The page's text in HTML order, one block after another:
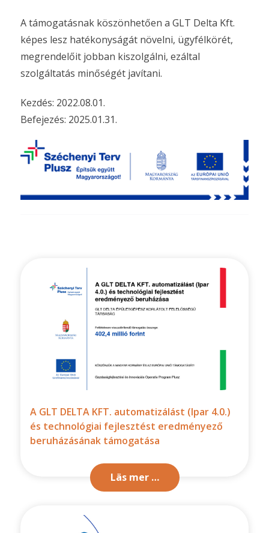
A támogatásnak köszönhetően a GLT Delta Kft.
képes lesz hatékonyságát növelni, ügyfélkörét,
megrendelőit jobban kiszolgálni, ezáltal
szolgáltatás minőségét javítani.
Kezdés: 2022.08.01.
Befejezés: 2025.01.31.
A GLT DELTA KFT. automatizálást (Ipar 4.0.)
és technológiai fejlesztést eredményező
beruházásának támogatása
Läs mer …